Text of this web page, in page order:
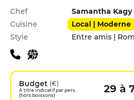
Infos
Chef
Samantha Kagy
Cuisine
Local | Moderne
Style
Entre amis |
Budget (€)
A titre indicatif par pers.
(hors boissons)
29 à